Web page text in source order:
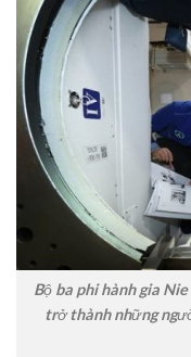
Bộ ba phi hành gia
trở thành những